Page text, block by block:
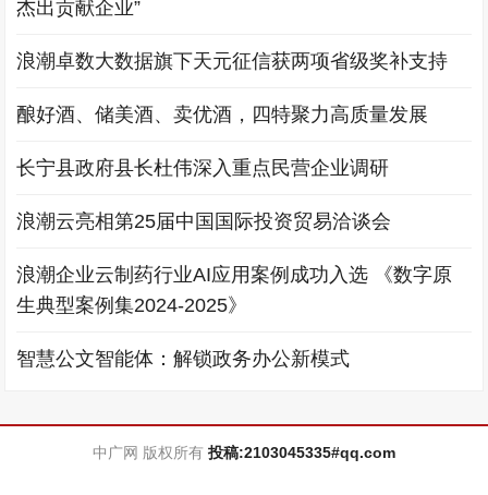
杰出贡献企业”
浪潮卓数大数据旗下天元征信获两项省级奖补支持
酿好酒、储美酒、卖优酒，四特聚力高质量发展
长宁县政府县长杜伟深入重点民营企业调研
浪潮云亮相第25届中国国际投资贸易洽谈会
浪潮企业云制药行业AI应用案例成功入选 《数字原
生典型案例集2024-2025》
智慧公文智能体：解锁政务办公新模式
中广网 版权所有 投稿:2103045335#qq.com